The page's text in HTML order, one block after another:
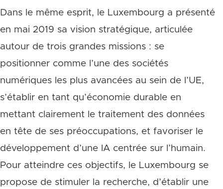
Dans le même esprit, le Luxembourg a présenté
en mai 2019 sa vision stratégique, articulée
autour de trois grandes missions : se
positionner comme l’une des sociétés
numériques les plus avancées au sein de l’UE,
s’établir en tant qu’économie durable en
mettant clairement le traitement des données
en tête de ses préoccupations, et favoriser le
développement d’une IA centrée sur l’humain.
Pour atteindre ces objectifs, le Luxembourg se
propose de stimuler la recherche, d’établir une